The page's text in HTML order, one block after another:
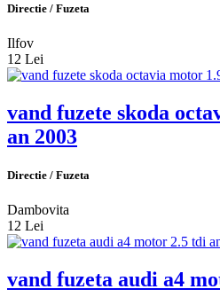
Directie / Fuzeta
Ilfov
12 Lei
vand fuzete skoda
an 2003
Directie / Fuzeta
Dambovita
12 Lei
vand fuzeta audi a4